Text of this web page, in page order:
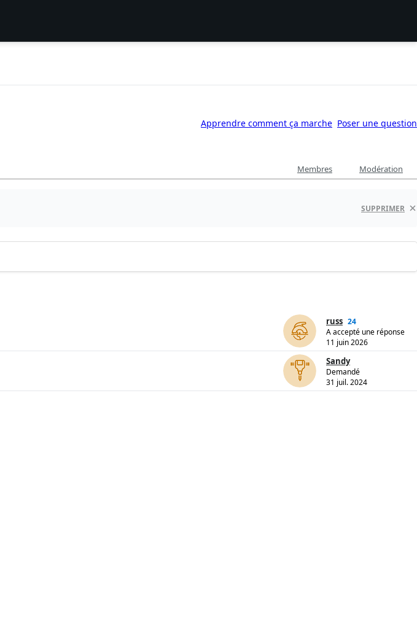
Apprendre comment ça marche Poser une question
Membres Modération
SUPPRIMER
russ 24
A accepté une réponse
11 juin 2026
Sandy
Demandé
31 juil. 2024